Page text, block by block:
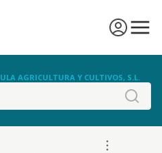
AGRICULTURA Y CULTIVOS, S.L.